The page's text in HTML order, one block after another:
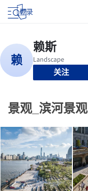
登录
关注
景观_滨河景观